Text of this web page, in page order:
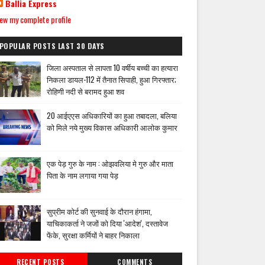
Ballia Express
my complete profile
POSTS LAST 30 DAYS
जिला अस्पताल से लापता 10 वर्षीय बच्ची का हत्यारा
निकला डायल-112 में तैनात सिपाही, हुआ गिरफ्तार;
रोहिणी नदी से बरामद हुआ शव
20 आईएएस अधिकारियों का हुआ तबादला, बलिया
को मिले नये मुख्य विकास अधिकारी आलोक कुमार
एक पेड़ गुरु के नाम : ओझवलिया मे गुरु और माता
पिता के नाम लगाया गया पेड़
सुप्रीम कोर्ट की सुनवाई के दौरान हंगामा,
याचिकाकर्ता ने जजों को दिया 'आदेश', दस्तावेज
फेंके, सुरक्षा कर्मियों ने बाहर निकाला
RECENT POSTS COMMENTS